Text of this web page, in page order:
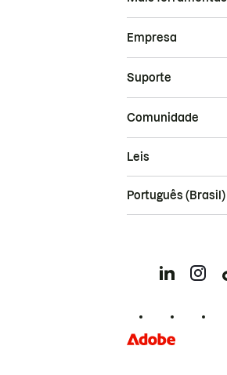
Empresa
Suporte
Comunidade
Leis
Português (Brasil)